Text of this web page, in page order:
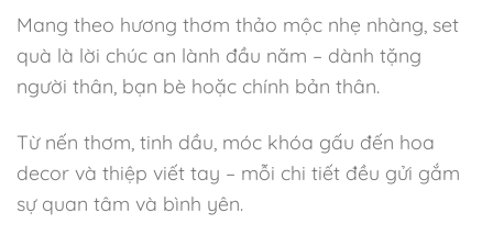
Mang theo hương thơm thảo mộc nhẹ nhàng, set
quà là lời chúc an lành đầu năm – dành tặng
người thân, bạn bè hoặc chính bản thân.
Từ nến thơm, tinh dầu, móc khóa gấu đến hoa
decor và thiệp viết tay – mỗi chi tiết đều gửi gắm
sự quan tâm và bình yên.